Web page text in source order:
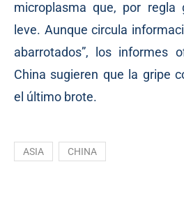
microplasma que, por regla
leve. Aunque circula
abarrotados”, los informes
China sugieren que la gripe
el último brote.
ASIA CHINA